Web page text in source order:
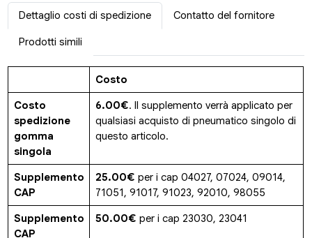
Dettaglio costi di spedizione Contatto del fornitore
Prodotti simili
Costo
Costo
spedizione
gomma
singola
6.00€. Il supplemento verrà applicato per
qualsiasi acquisto di pneumatico singolo di
questo articolo.
Supplemento
CAP
25.00€ per i cap 04027, 07024, 09014,
71051, 91017, 91023, 92010, 98055
Supplemento
CAP
50.00€ per i cap 23030, 23041